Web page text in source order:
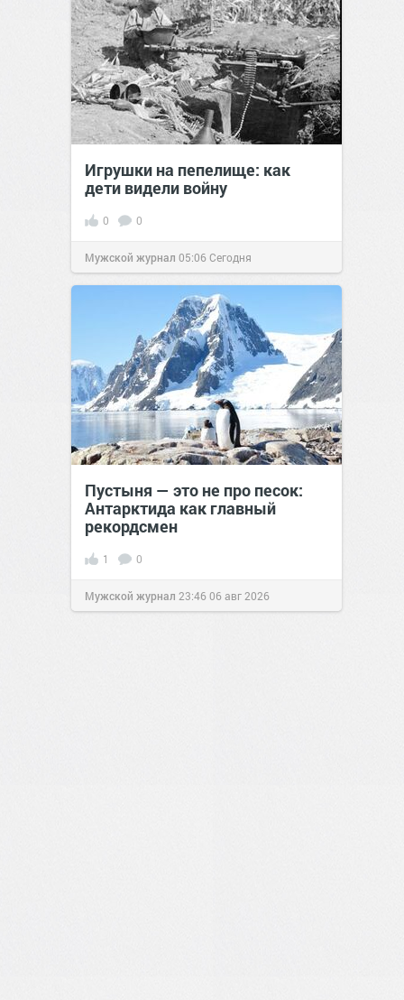
Игрушки на пепелище: как
дети видели войну
0 0
Мужской журнал 05:06Сегодня
Пустыня — это не про песок:
Антарктида как главный
рекордсмен
1 0
Мужской журнал 23:4606 авг 2026